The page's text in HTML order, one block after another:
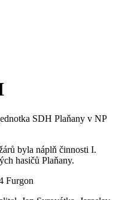
SDH Plaňany v NP
byla náplň činnosti I.
hasičů Plaňany.
Furgon